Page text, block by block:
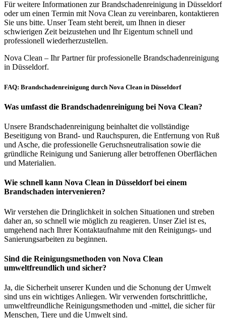
Für weitere Informationen zur Brandschadenreinigung in Düsseldorf
oder um einen Termin mit Nova Clean zu vereinbaren, kontaktieren
Sie uns bitte. Unser Team steht bereit, um Ihnen in dieser
schwierigen Zeit beizustehen und Ihr Eigentum schnell und
professionell wiederherzustellen.
Nova Clean – Ihr Partner für professionelle Brandschadenreinigung
in Düsseldorf.
FAQ: Brandschadenreinigung durch Nova Clean in Düsseldorf
Was umfasst die Brandschadenreinigung bei Nova Clean?
Unsere Brandschadenreinigung beinhaltet die vollständige
Beseitigung von Brand- und Rauchspuren, die Entfernung von Ruß
und Asche, die professionelle Geruchsneutralisation sowie die
gründliche Reinigung und Sanierung aller betroffenen Oberflächen
und Materialien.
Wie schnell kann Nova Clean in Düsseldorf bei einem
Brandschaden intervenieren?
Wir verstehen die Dringlichkeit in solchen Situationen und streben
daher an, so schnell wie möglich zu reagieren. Unser Ziel ist es,
umgehend nach Ihrer Kontaktaufnahme mit den Reinigungs- und
Sanierungsarbeiten zu beginnen.
Sind die Reinigungsmethoden von Nova Clean
umweltfreundlich und sicher?
Ja, die Sicherheit unserer Kunden und die Schonung der Umwelt
sind uns ein wichtiges Anliegen. Wir verwenden fortschrittliche,
umweltfreundliche Reinigungsmethoden und -mittel, die sicher für
Menschen, Tiere und die Umwelt sind.